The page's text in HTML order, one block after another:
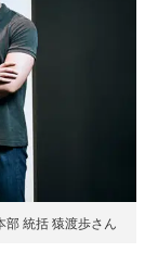
部 統括 猿渡歩さん